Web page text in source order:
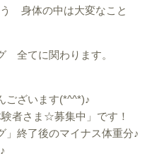
身体の中は大変なこと
全てに関わります。
ございます(*^^*)♪
者さま☆募集中」です！
」終了後のマイナス体重分♪